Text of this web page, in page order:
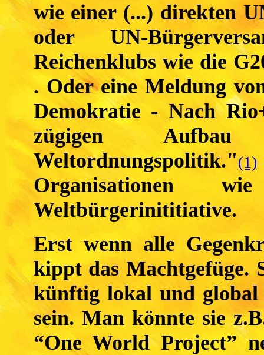
wie einer (...) direkten
oder UN-
Reichenklubs wie die
. Oder eine Meldung
Demokratie - Nach
zügigen Aufbau
Weltordnungspolitik."(1)
Organisationen
Weltbürgerinititiative.
Erst wenn alle
kippt das Machtgefüge.
künftig lokal und
sein. Man könnte sie
“One World Project”